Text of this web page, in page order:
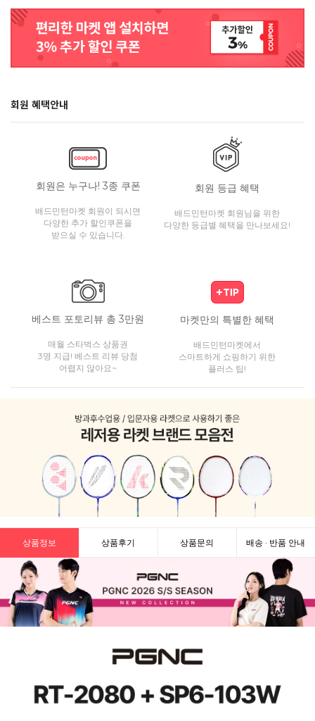
회원 혜택안내
회원은 누구나! 3종 쿠폰
배드민턴마켓 회원이 되시면
다양한 추가 할인쿠폰을
받으실 수 있습니다.
회원 등급 혜택
배드민턴마켓 회원님을 위한
다양한 등급별 혜택을 만나보세요!
베스트 포토리뷰 총 3만원
매월 스타벅스 상품권
3명 지급! 베스트 리뷰 당첨
어렵지 않아요~
마켓만의 특별한 혜택
배드민턴마켓에서
스마트하게 쇼핑하기 위한
플러스 팁!
상품정보 상품후기 상품문의 배송 · 반품 안내